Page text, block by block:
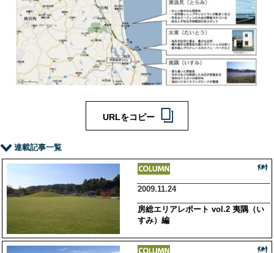
URLをコピー
連載記事一覧
2009.11.24
房総エリアレポート vol.2 夷隅（い
すみ）編